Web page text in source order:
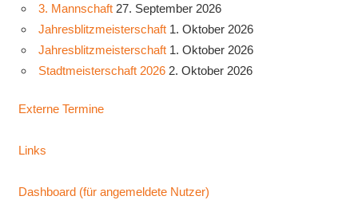
3. Mannschaft 27. September 2026
Jahresblitzmeisterschaft 1. Oktober 2026
Jahresblitzmeisterschaft 1. Oktober 2026
Stadtmeisterschaft 2026 2. Oktober 2026
Externe Termine
Links
Dashboard (für angemeldete Nutzer)